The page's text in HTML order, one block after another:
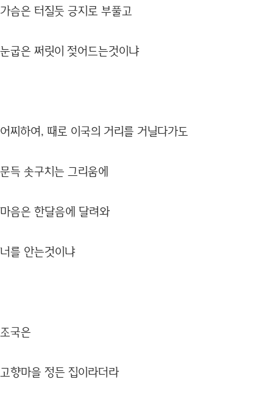
가슴은 터질듯 긍지로 부풀고
눈굽은 쩌릿이 젖어드는것이냐
어찌하여, 때로 이국의 거리를 거닐다가도
문득 솟구치는 그리움에
마음은 한달음에 달려와
너를 안는것이냐
조국은
고향마을 정든 집이라더라